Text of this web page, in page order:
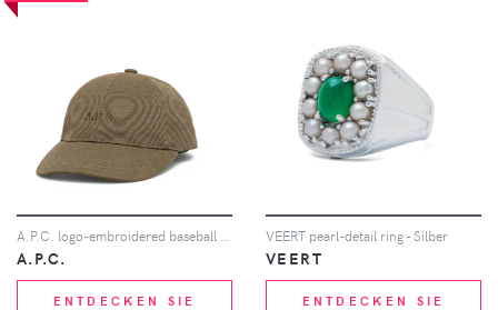
A.P.C.
ENTDECKEN SIE
VEERT pearl-detail ring - Silber
VEERT
ENTDECKEN SIE